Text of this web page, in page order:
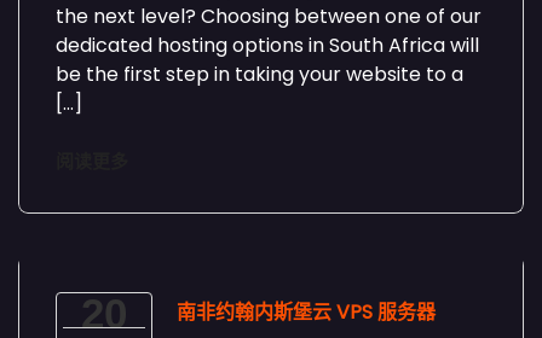
the next level? Choosing between one of our
dedicated hosting options in South Africa will
be the first step in taking your website to a
[…]
20 南非约翰内斯堡云 VPS 服务器